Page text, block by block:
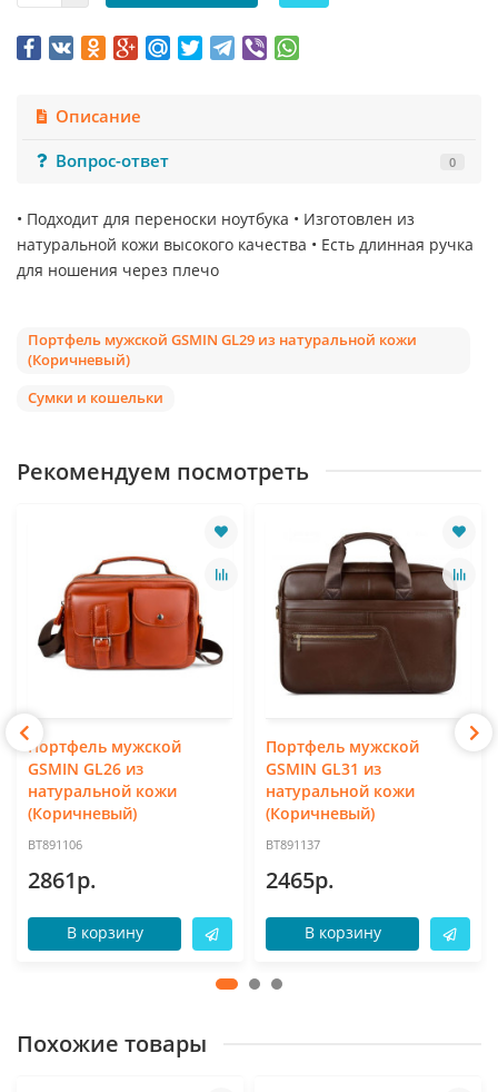
Описание
Вопрос-ответ
0
• Подходит для переноски ноутбука • Изготовлен из
натуральной кожи высокого качества • Есть длинная ручка
для ношения через плечо
Портфель мужской GSMIN GL29 из натуральной кожи
(Коричневый)
Сумки и кошельки
Рекомендуем посмотреть
Портфель мужской
GSMIN GL26 из
натуральной кожи
(Коричневый)
BT891106
2861р.
В корзину
Портфель мужской
GSMIN GL31 из
натуральной кожи
(Коричневый)
BT891137
2465р.
В корзину
Похожие товары